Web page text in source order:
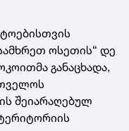
ოსეთის“ დე
განაცხადა,
შეიარაღებულ